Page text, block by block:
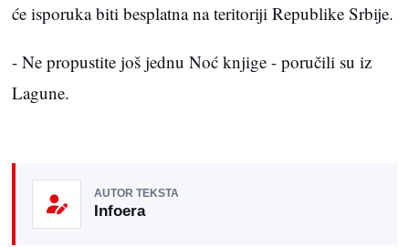
će isporuka biti besplatna na teritoriji Republike Srbije.
- Ne propustite još jednu Noć knjige - poručili su iz
Lagune.
AUTOR TEKSTA
Infoera